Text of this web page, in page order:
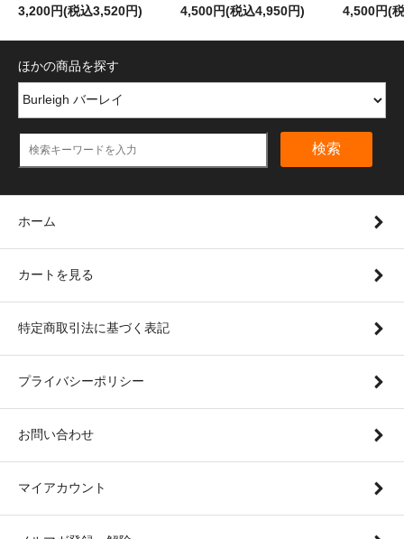
3,200円(税込3,520円) 4,500円(税込4,950円) 4,500円(
ほかの商品を探す
検索
ホーム
カートを見る
特定商取引法に基づく表記
プライバシーポリシー
お問い合わせ
マイアカウント